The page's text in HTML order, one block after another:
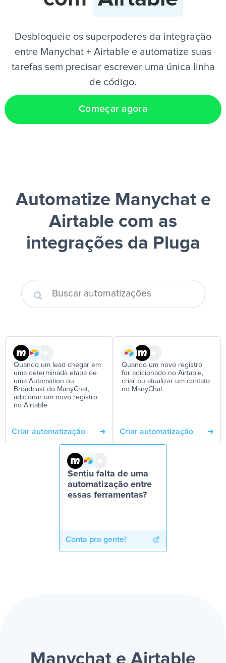
Desbloqueie os superpoderes da integração
entre Manychat + Airtable e automatize suas
tarefas sem precisar escrever uma única linha
de código.
Começar agora
Automatize Manychat e
Airtable com as
integrações da Pluga
Quando um lead chegar em
uma determinada etapa de
uma Automation ou
Broadcast do ManyChat,
adicionar um novo registro
no Airtable
Criar automatização
Quando um novo registro
for adicionado no Airtable,
criar ou atualizar um contato
no ManyChat
Criar automatização
Sentiu falta de uma
automatização entre
essas ferramentas?
Conta pra gente!